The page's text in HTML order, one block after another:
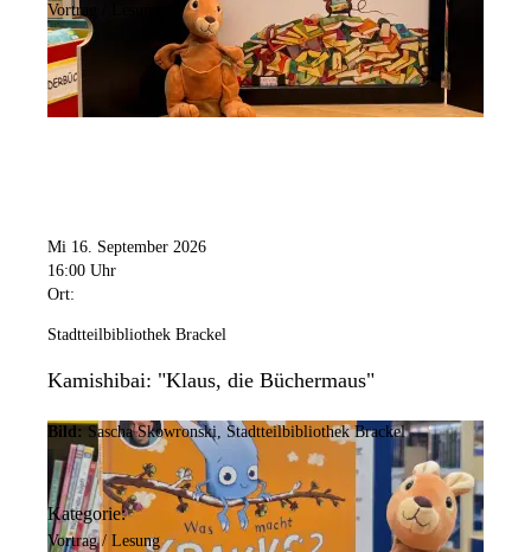
Vortrag / Lesung
Mi 16. September 2026
16:00 Uhr
Ort:
Stadtteilbibliothek Brackel
Kamishibai: "Klaus, die Büchermaus"
Bild: Sascha Skowronski, Stadtteilbibliothek Brackel
Kategorie:
Vortrag / Lesung